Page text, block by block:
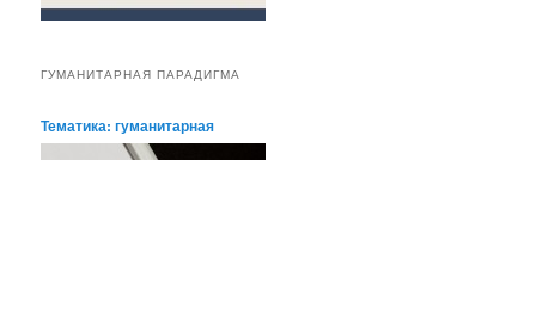
ГУМАНИТАРНАЯ ПАРАДИГМА
Тематика: гуманитарная